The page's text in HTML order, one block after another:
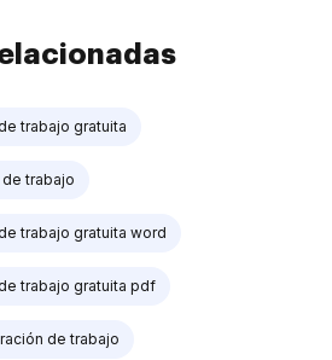
trabajo gratuita
trabajo
trabajo gratuita word
trabajo gratuita pdf
de trabajo